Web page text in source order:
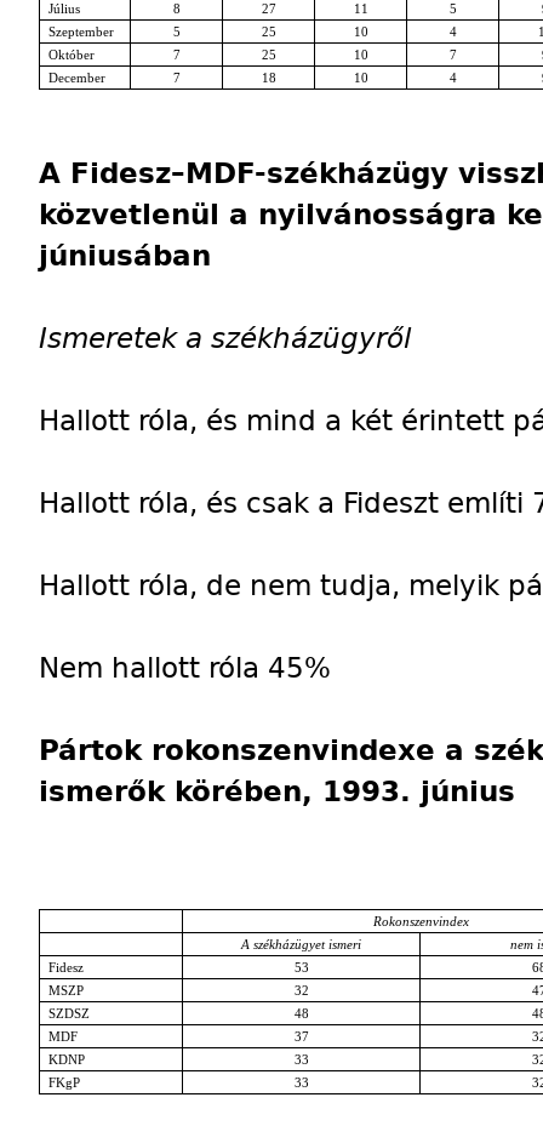
Július
8 27 11 5
Szeptember
5 25 10 4
Október
7 25 10 7
December
7 18 10 4
A Fidesz–MDF-székházügy
közvetlenül a nyilvánosságra
júniusában
Ismeretek a székházügyről
Hallott róla, és mind a két érintett
Hallott róla, és csak a Fideszt említi
Hallott róla, de nem tudja, melyik
Nem hallott róla 45%
Pártok rokonszenvindexe a
ismerők körében, 1993. június
Rokonszenvindex
A székházügyet ismeri
nem
Fidesz
53
MSZP
32
SZDSZ
48
MDF
37
KDNP
33
FKgP
33